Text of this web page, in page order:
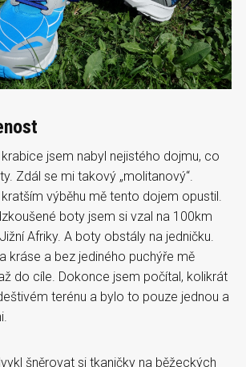
jsem nabyl nejistého dojmu, co
Zdál se mi takový „molitanový“.
výběhu mě tento dojem opustil.
boty jsem si vzal na 100km
Afriky. A boty obstály na jedničku.
kráse a bez jediného puchýře mě
do cíle. Dokonce jsem počítal, kolikrát
terénu a bylo to pouze jednou a
šněrovat si tkaničky na běžeckých